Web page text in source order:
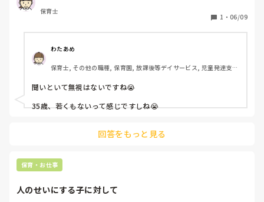
回しになって遅いと言われそうで相談するの怖いし…
こんな私が年長児担任を務めてしまい、子どもたちにも保護
早く今年度が終わってほしい。
早くこの辛い現実から逃げ出したい。
みんなの期待に応えられないのが悔しいです。
何でこんなに私ってできないんだろうって情けないです。変
わりたいけど心が無理って言ってます。でもそれを言い訳に
長々と読んでいただきありがとうございました。
た。すみません。
私って保育士向いていないんですかね…
来年度は0歳児担任になりそうです。
ってますが、時々私も提案したりしますが…「でも…こうだ
から…」とか「この よなにしようか…」とかばかり。時々
にきたりしますが、結局私の案なんて無視！
だったら聞かないでよ！って思い、最近はあまり口出さない
ようにしたり、先生のやりたいようにやったら？と話すだ
け。あとは雑用係に専念し仕事してます。
本当にこのクラスに必要なのかな？と毎日毎日そう思いなが
ら仕事してます。
保育士
1 ・ 06/09
わたあめ
保育士, その他の職種, 保育園, 放課後等デイサービス, 児童発達支援
聞いといて無視はないですね😭
35歳、若くもないって感じですしね😭
回答をもっと見る
保育・お仕事
人のせいにする子に対して